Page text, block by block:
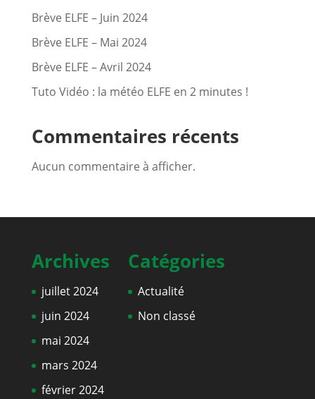
Brève ELFE – Juin 2024
Brève ELFE – Mai 2024
Brève ELFE – Avril 2024
Tuto Vidéo : la météo ELFE en 2 minutes !
Commentaires récents
Aucun commentaire à afficher.
Archives
juillet 2024
juin 2024
mai 2024
mars 2024
février 2024
Catégories
Actualité
Non classé